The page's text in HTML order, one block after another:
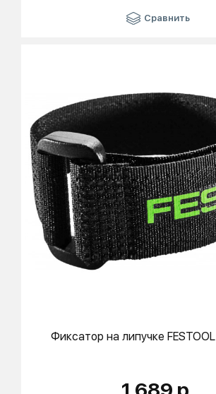
Сравнить
Фиксатор на липучке FESTOOL